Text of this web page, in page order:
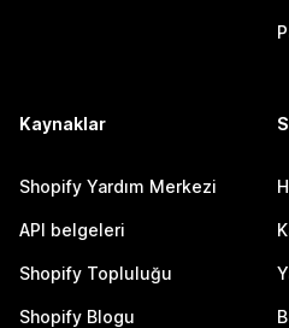
Kaynaklar
Shopify Yardım Merkezi
API belgeleri
Shopify Topluluğu
Shopify Blogu